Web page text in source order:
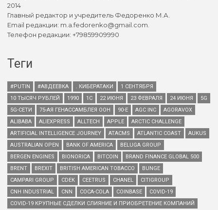
2014
Главный редактор и учредитель Федоренко М.А.
Email редакции: m.a.fedorenko@gmail.com.
Телефон редакции: +79859909990
Теги
#PUTIN #АВДЕЕВКА . КИБЕРАТАКИ
1 СЕНТЯБРЯ
10 ТЫСЯЧ РУБЛЕЙ
1990 1С 22 ИЮНЯ 23 ФЕВРАЛЯ 24 ИЮНЯ
5G
5G-СЕТИ
75-АЯ ГЕНАССАМБЛЕЯ ООН 90-Е AGC INC
AGORAVOX
ALIBABA
ALIEXPRESS ALLTECH APPLE
ARCTIC CHALLENGE
ARTIFICIAL INTELLIGENCE JOURNEY
ATACMS ATLANTIC COAST
AUKUS
AUSTRALIAN OPEN
BANK OF AMERICA
BELUGA GROUP
BERGEN ENGINES
BIONORICA BITCOIN
BRAND FINANCE GLOBAL 500
BRENT
BREXIT BRITISH AMERICAN TOBACCO
BUNGE
CAMPARI GROUP
CDEK CEETRUS CHANEL
CITIGROUP
CNH INDUSTRIAL
CNN COCA-COLA COINBASE
COVID-19
COVID-19 КРУПНЫЕ СДЕЛКИ СЛИЯНИЕ И ПРИОБРЕТЕНИЕ КОМПАНИЙ